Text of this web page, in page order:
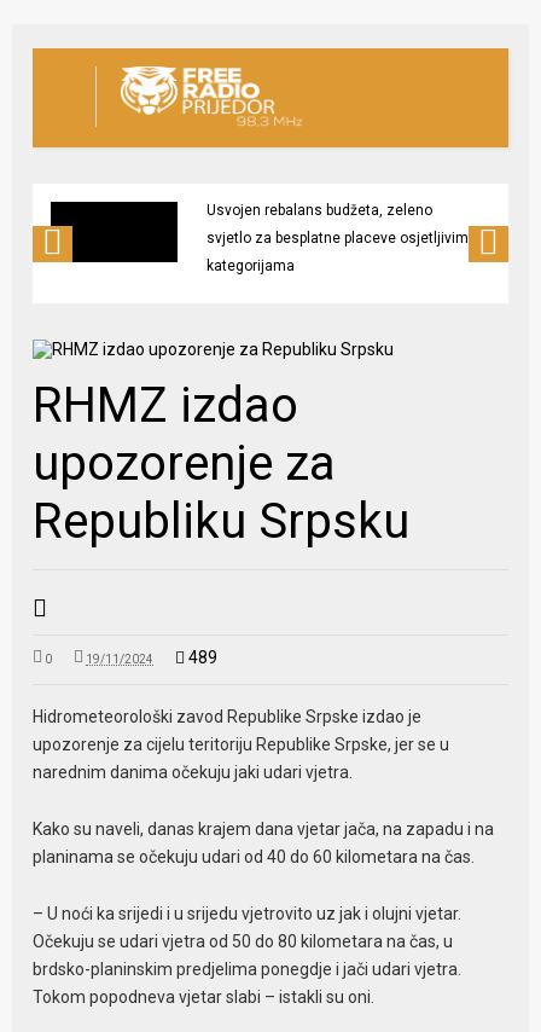
Usvojen rebalans budžeta, zeleno
svjetlo za besplatne placeve osjetljivim
kategorijama
RHMZ izdao
upozorenje za
Republiku Srpsku
0 19/11/2024 489
Hidrometeorološki zavod Republike Srpske izdao je
upozorenje za cijelu teritoriju Republike Srpske, jer se u
narednim danima očekuju jaki udari vjetra.
Kako su naveli, danas krajem dana vjetar jača, na zapadu i na
planinama se očekuju udari od 40 do 60 kilometara na čas.
– U noći ka srijedi i u srijedu vjetrovito uz jak i olujni vjetar.
Očekuju se udari vjetra od 50 do 80 kilometara na čas, u
brdsko-planinskim pred‌jelima ponegd‌je i jači udari vjetra.
Tokom popodneva vjetar slabi – istakli su oni.